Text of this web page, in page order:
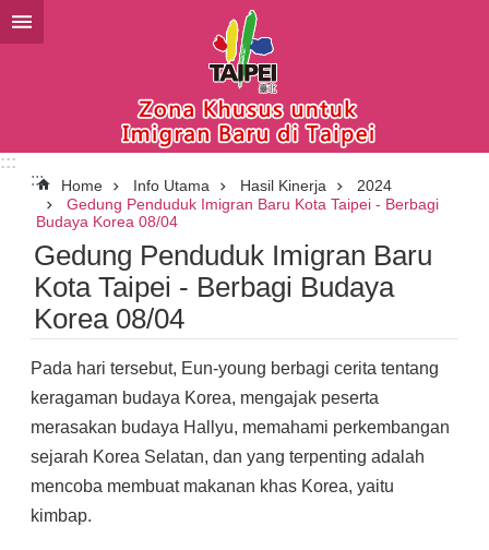
Lompat ke blok konten utama
:::
:::
Home Info Utama Hasil Kinerja
2024
Gedung Penduduk Imigran Baru Kota Taipei - Berbagi
Budaya Korea 08/04
Gedung Penduduk Imigran Baru
Kota Taipei - Berbagi Budaya
Korea 08/04
Pada hari tersebut, Eun-young berbagi cerita tentang
keragaman budaya Korea, mengajak peserta
merasakan budaya Hallyu, memahami perkembangan
sejarah Korea Selatan, dan yang terpenting adalah
mencoba membuat makanan khas Korea, yaitu
kimbap.